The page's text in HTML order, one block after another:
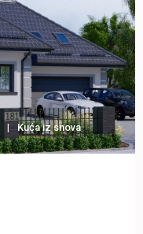
Kuća iz snova